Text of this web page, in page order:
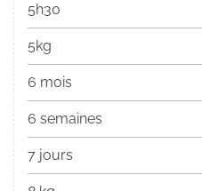
5h30
5kg
6 mois
6 semaines
7 jours